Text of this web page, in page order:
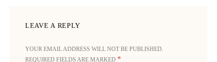
LEAVE A REPLY
YOUR EMAIL ADDRESS WILL NOT BE PUBLISHED.
REQUIRED FIELDS ARE MARKED *